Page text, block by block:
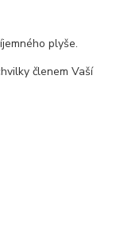
plyše.
členem Vaší